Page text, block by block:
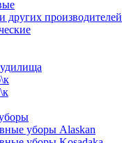
других производителей
уборы Alaskan